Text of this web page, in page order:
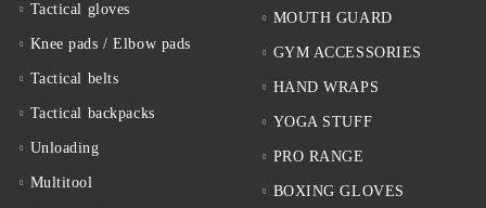
Tactical gloves
Knee pads / Elbow pads
Tactical belts
Tactical backpacks
Unloading
Multitool
MOUTH GUARD
GYM ACCESSORIES
HAND WRAPS
YOGA STUFF
PRO RANGE
BOXING GLOVES